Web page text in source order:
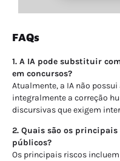
FAQs
1. A IA pode substituir
em concursos?
Atualmente, a IA não
integralmente a correção
discursivas que exigem
2. Quais são os principais
públicos?
Os principais riscos